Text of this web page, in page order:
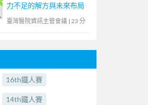
力不足的解方與未來布局
臺灣醫院資訊主管會議 | 23 分
16th鐵人賽
14th鐵人賽